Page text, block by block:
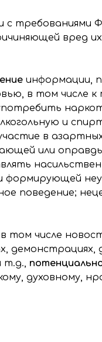
требованиями
вред
информации,
в том числе
и
в
или
поведение;
в том числе
демонстрациях,
т.д.,
духовному,